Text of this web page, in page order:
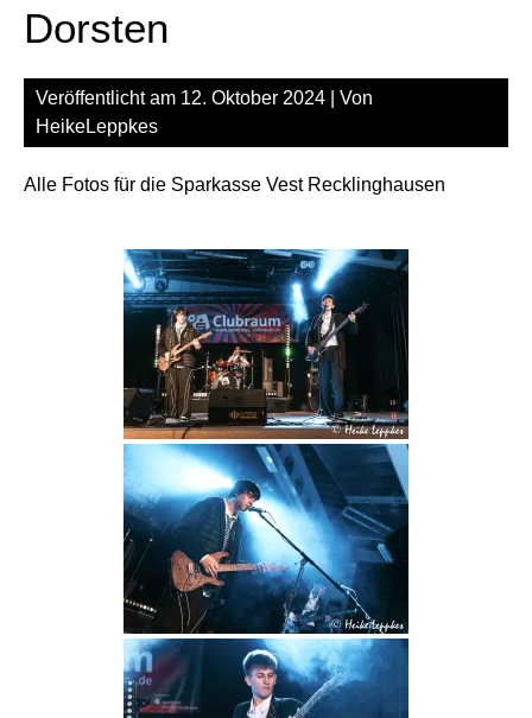
Dorsten
Veröffentlicht am 12. Oktober 2024 | Von
HeikeLeppkes
Alle Fotos für die Sparkasse Vest Recklinghausen